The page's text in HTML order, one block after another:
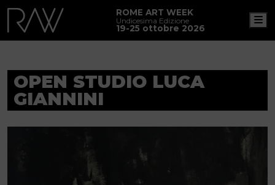
ROME ART WEEK
Undicesima Edizione
19-25 ottobre 2026
OPEN STUDIO LUCA
GIANNINI